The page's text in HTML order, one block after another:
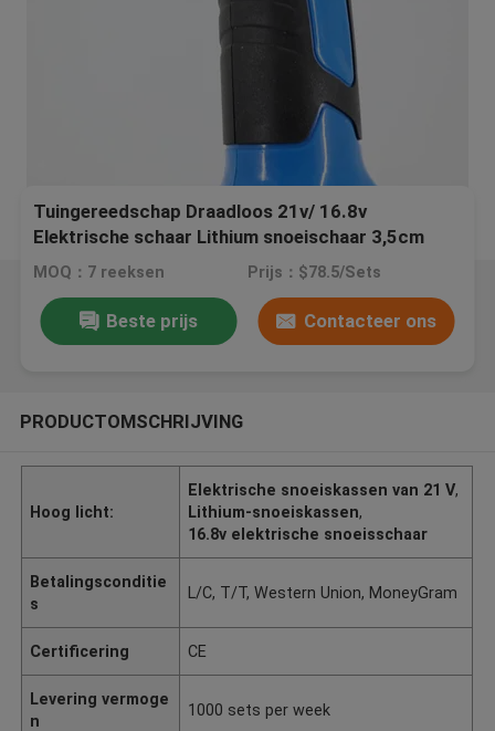
Tuingereedschap Draadloos 21v/ 16.8v
Elektrische schaar Lithium snoeischaar 3,5cm
MOQ：7 reeksen Prijs：$78.5/Sets
Beste prijs Contacteer ons
PRODUCTOMSCHRIJVING
Hoog licht:
Elektrische snoeiskassen van 21 V,
Lithium-snoeiskassen,
16.8v elektrische snoeisschaar
Betalingsconditie
s
L/C, T/T, Western Union, MoneyGram
Certificering CE
Levering vermoge
n
1000 sets per week